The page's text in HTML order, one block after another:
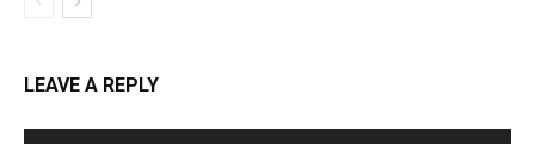
LEAVE A REPLY